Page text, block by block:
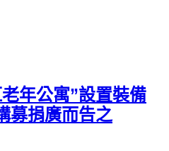
年公寓”設置裝備
募捐廣而告之